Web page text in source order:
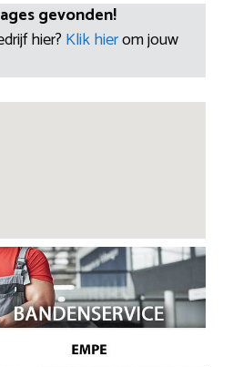
gevonden!
hier? Klik hierom jouw